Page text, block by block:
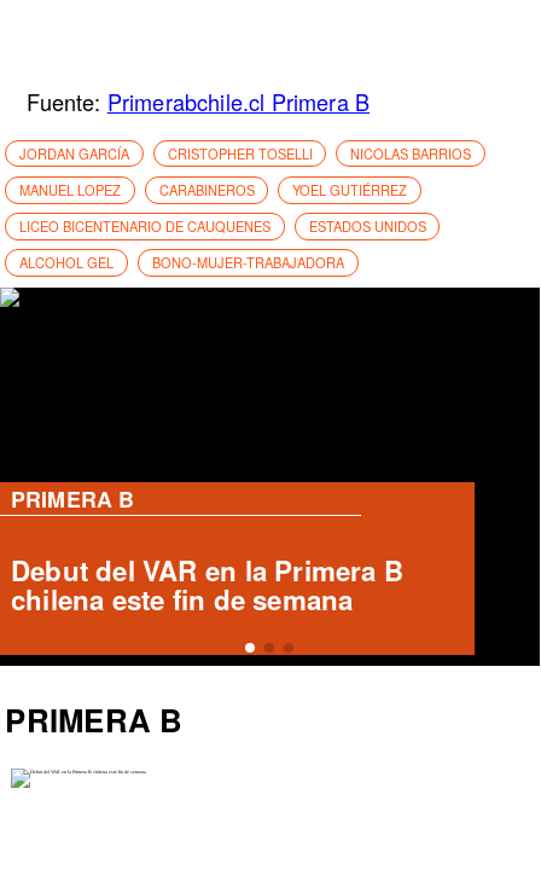
Fuente: Primerabchile.cl Primera B
JORDAN GARCÍA CRISTOPHER TOSELLI
NICOLAS BARRIOS
MANUEL LOPEZ
CARABINEROS
YOEL GUTIÉRREZ
LICEO BICENTENARIO DE CAUQUENES
ESTADOS UNIDOS
ALCOHOL GEL
BONO-MUJER-TRABAJADORA
PRIMERA B
Ronald Fuentes habla sobre caso
Enzo Riquelme y Ángelo Araos
PRIMERA B